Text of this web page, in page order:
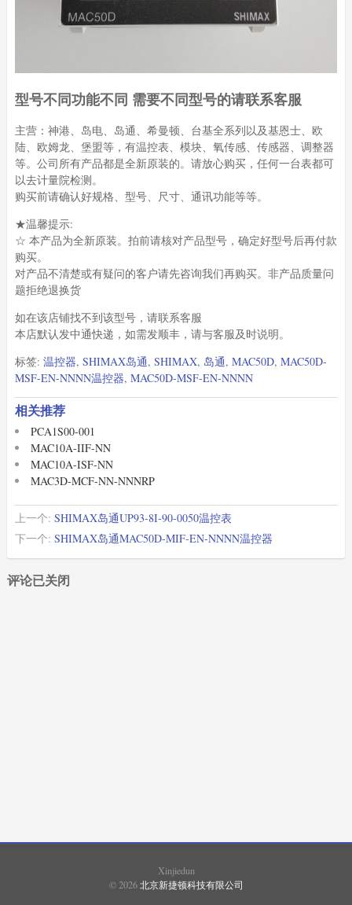
型号不同功能不同 需要不同型号的请联系客服
主营：神港、岛电、岛通、希曼顿、台基全系列以及基恩士、欧
陆、欧姆龙、堡盟等，有温控表、模块、氧传感、传感器、调整器
等。公司所有产品都是全新原装的。请放心购买，任何一台表都可
以去计量院检测。
购买前请确认好规格、型号、尺寸、通讯功能等等。
★温馨提示:
☆ 本产品为全新原装。拍前请核对产品型号，确定好型号后再付款
购买。
对产品不清楚或有疑问的客户请先咨询我们再购买。非产品质量问
题拒绝退换货
如在该店铺找不到该型号，请联系客服
本店默认发中通快递，如需发顺丰，请与客服及时说明。
标签: 温控器, SHIMAX岛通, SHIMAX, 岛通, MAC50D, MAC50D-
MSF-EN-NNNN温控器, MAC50D-MSF-EN-NNNN
相关推荐
PCA1S00-001
MAC10A-IIF-NN
MAC10A-ISF-NN
MAC3D-MCF-NN-NNNRP
上一个: SHIMAX岛通UP93-8I-90-0050温控表
下一个: SHIMAX岛通MAC50D-MIF-EN-NNNN温控器
评论已关闭
FUJI(1694)
Xinjiedun
© 2026北京新捷顿科技有限公司